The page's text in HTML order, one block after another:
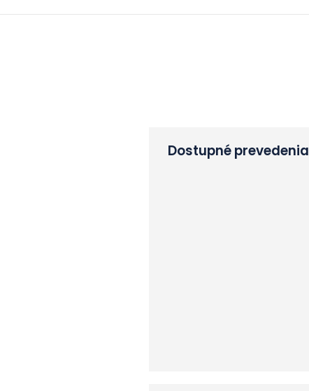
Dostupné prevedenia